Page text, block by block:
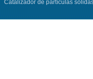
Catalizador de partículas